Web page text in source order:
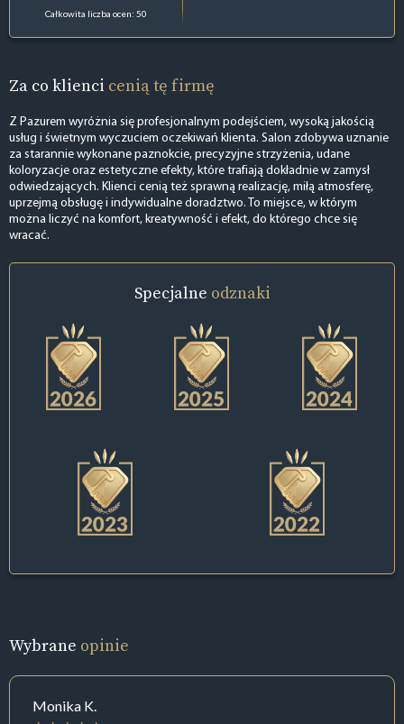
Całkowita liczba ocen: 50
Za co klienci cenią tę firmę
Z Pazurem wyróżnia się profesjonalnym podejściem, wysoką jakością
usług i świetnym wyczuciem oczekiwań klienta. Salon zdobywa uznanie
za starannie wykonane paznokcie, precyzyjne strzyżenia, udane
koloryzacje oraz estetyczne efekty, które trafiają dokładnie w zamysł
odwiedzających. Klienci cenią też sprawną realizację, miłą atmosferę,
uprzejmą obsługę i indywidualne doradztwo. To miejsce, w którym
można liczyć na komfort, kreatywność i efekt, do którego chce się
wracać.
Specjalne odznaki
Wybrane opinie
Monika K.